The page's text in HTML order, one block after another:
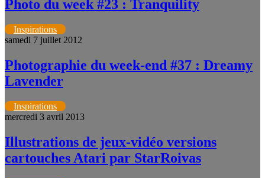
Photo du week #23 : Tranquility
Inspirations
samedi 7 juillet 2012
Photographie du week-end #37 : Dreamy
Lavender
Inspirations
mercredi 3 avril 2013
Illustrations de jeux-vidéo versions
cartouches Atari par StarRoivas